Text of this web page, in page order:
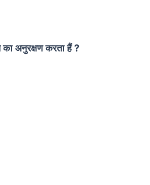
का अनुरक्षण करता हैं ?